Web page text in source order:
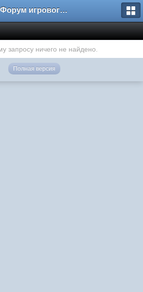
Форум игрового проекта Riverrise
запросу ничего не найдено.
Полная версия